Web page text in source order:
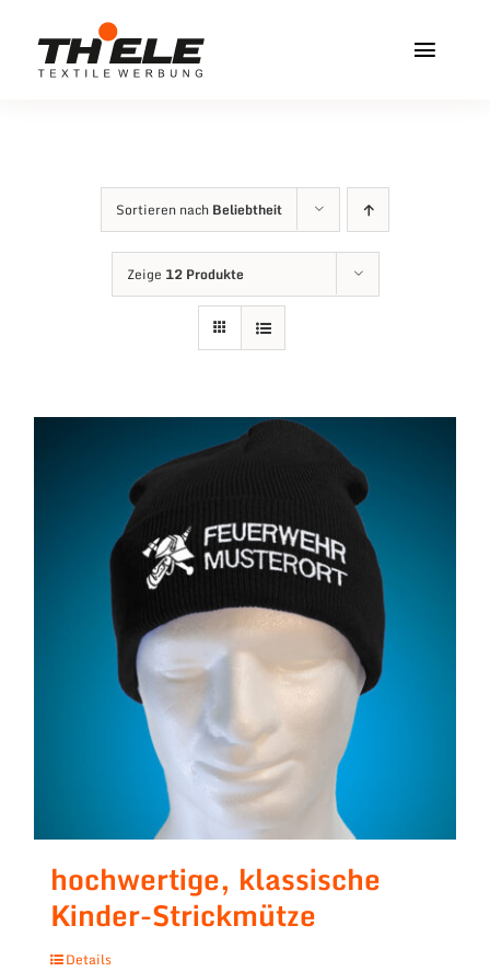
Inhalt
Service & Info
Sortieren nach Beliebtheit
Zeige 12 Produkte
hochwertige, klassische
Kinder-Strickmütze
Details